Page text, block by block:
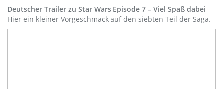
Deutscher Trailer zu Star Wars Episode 7 – Viel Spaß dabei
Hier ein kleiner Vorgeschmack auf den siebten Teil der Saga.